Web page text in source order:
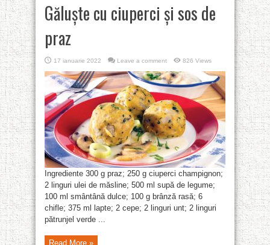
Găluște cu ciuperci și sos de
praz
17 ianuarie 2022 Leave a comment 826 Views
Ingrediente 300 g praz; 250 g ciuperci champignon;
2 linguri ulei de măsline; 500 ml supă de legume;
100 ml smântână dulce; 100 g brânză rasă; 6
chifle; 375 ml lapte; 2 cepe; 2 linguri unt; 2 linguri
pătrunjel verde ...
Read More »